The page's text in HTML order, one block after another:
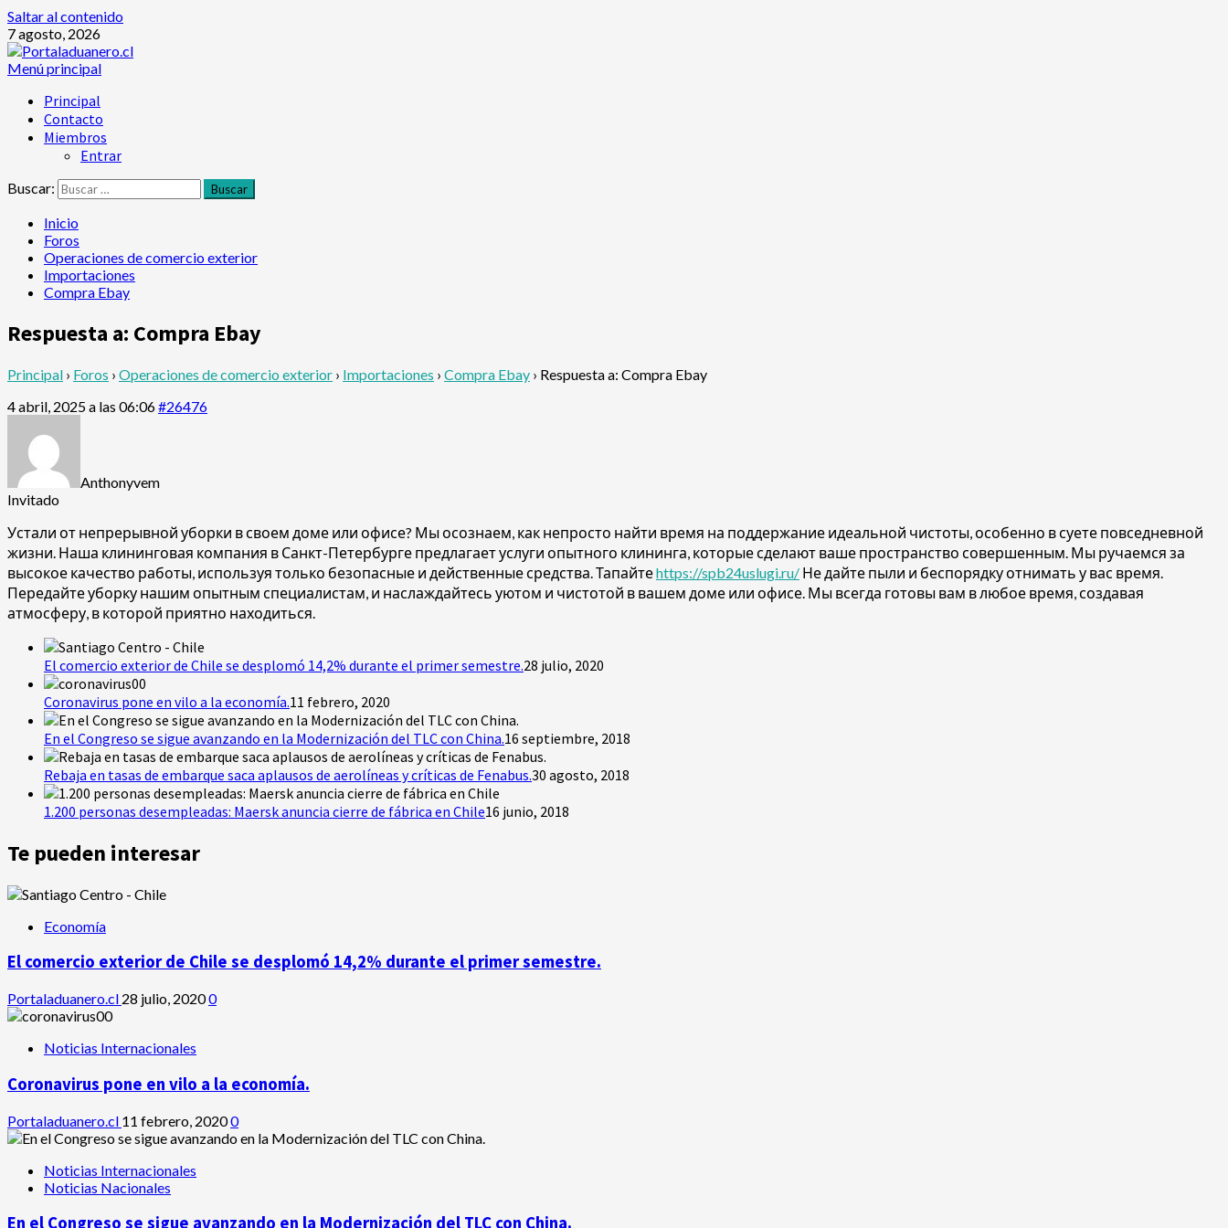
Saltar al contenido
7 agosto, 2026
Menú principal
Principal
Contacto
Miembros
Entrar
Buscar:
Inicio
Foros
Operaciones de comercio exterior
Importaciones
Compra Ebay
Respuesta a: Compra Ebay
Principal › Foros › Operaciones de comercio exterior › Importaciones › Compra Ebay › Respuesta a: Compra Ebay
4 abril, 2025 a las 06:06#26476
Anthonyvem
Invitado
Устали от непрерывной уборки в своем доме или офисе? Мы осознаем, как непросто найти время на поддержание идеальной чистоты, особенно в суете повседневной
жизни. Наша клининговая компания в Санкт-Петербурге предлагает услуги опытного клининга, которые сделают ваше пространство совершенным. Мы ручаемся за
высокое качество работы, используя только безопасные и действенные средства. Тапайтеhttps://spb24uslugi.ru/ Не дайте пыли и беспорядку отнимать у вас время.
Передайте уборку нашим опытным специалистам, и наслаждайтесь уютом и чистотой в вашем доме или офисе. Мы всегда готовы вам в любое время, создавая
атмосферу, в которой приятно находиться.
El comercio exterior de Chile se desplomó 14,2% durante el primer semestre.28 julio, 2020
Coronavirus pone en vilo a la economía.11 febrero, 2020
En el Congreso se sigue avanzando en la Modernización del TLC con China.16 septiembre, 2018
Rebaja en tasas de embarque saca aplausos de aerolíneas y críticas de Fenabus.30 agosto, 2018
1.200 personas desempleadas: Maersk anuncia cierre de fábrica en Chile16 junio, 2018
Te pueden interesar
Economía
El comercio exterior de Chile se desplomó 14,2% durante el primer semestre.
Portaladuanero.cl 28 julio, 20200
Noticias Internacionales
Coronavirus pone en vilo a la economía.
Portaladuanero.cl 11 febrero, 20200
Noticias Internacionales
Noticias Nacionales
En el Congreso se sigue avanzando en la Modernización del TLC con China.